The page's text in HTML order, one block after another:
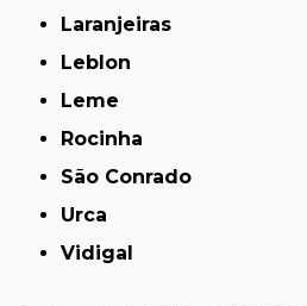
Laranjeiras
Leblon
Leme
Rocinha
São Conrado
Urca
Vidigal